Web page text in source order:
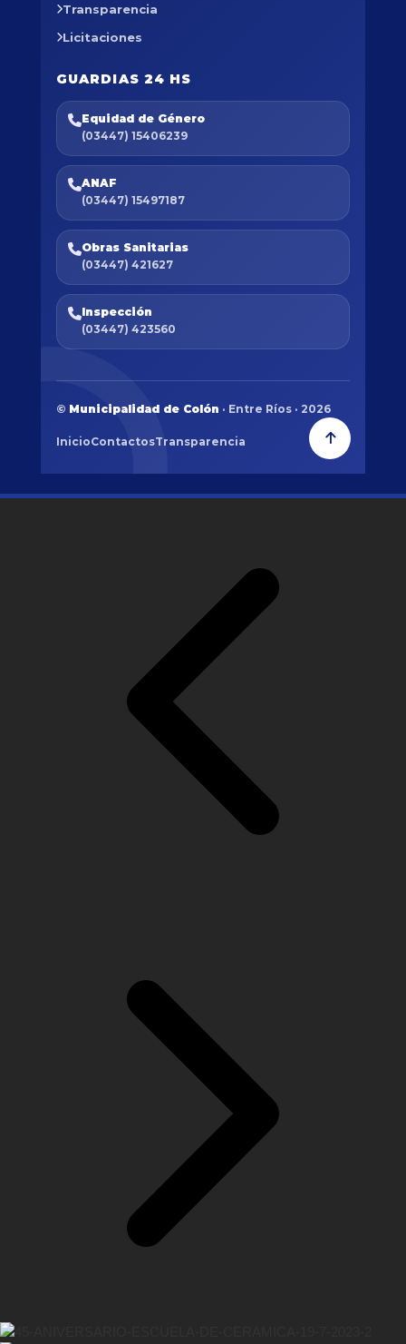
Transparencia
Licitaciones
GUARDIAS 24 HS
Equidad de Género
(03447) 15406239
ANAF
(03447) 15497187
Obras Sanitarias
(03447) 421627
Inspección
(03447) 423560
© Municipalidad de Colón · Entre Ríos · 2026
InicioContactosTransparencia